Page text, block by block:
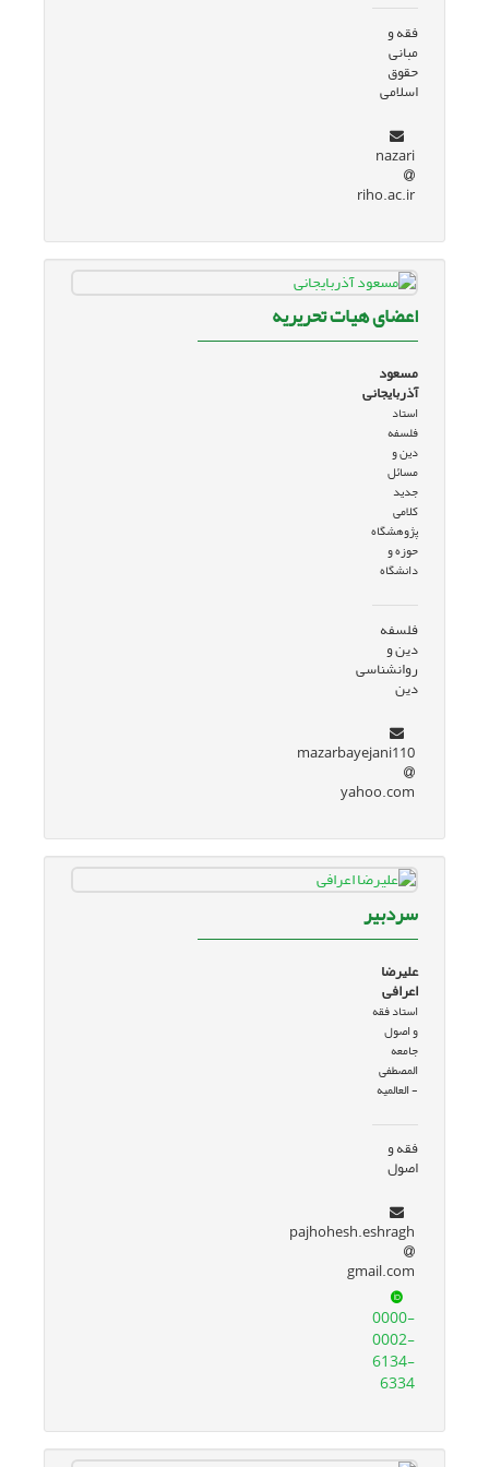
فقه و
مبانی
حقوق
اسلامی
nazari
riho.ac.ir
اعضای هیات تحریریه
مسعود
آذربایجانی
استاد
فلسفه
دین و
مسائل
جدید
کلامی
پژوهشگاه
حوزه و
دانشگاه
فلسفه
دین و
روانشناسی
دین
mazarbayejani110
yahoo.com
سردبیر
علیرضا
اعرافی
استاد فقه
و اصول
جامعه
المصطفی
- العالمیه
فقه و
اصول
pajhohesh.eshragh
gmail.com
0000-
0002-
6134-
6334